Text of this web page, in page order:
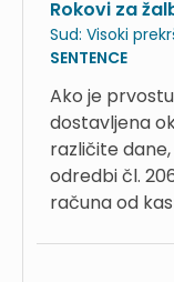
Rokovi za
Sud: Visoki
SENTENCE
Ako je
dostavljena
različite
odredbi čl.
računa od